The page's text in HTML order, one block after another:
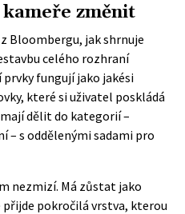
kameře změnit
Bloombergu, jak shrnuje
celého rozhraní
fungují jako jakési
které si uživatel poskládá
dělit do kategorií –
– s oddělenými sadami pro
nezmizí. Má zůstat jako
přijde pokročilá vrstva, kterou